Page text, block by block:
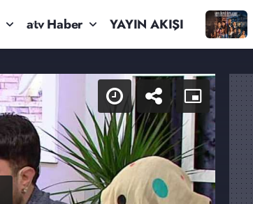
atv Haber YAYIN AKIŞI